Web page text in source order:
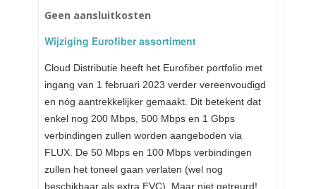
Geen aansluitkosten
Wijziging Eurofiber assortiment
Cloud Distributie heeft het Eurofiber portfolio met
ingang van 1 februari 2023 verder vereenvoudigd
en nóg aantrekkelijker gemaakt. Dit betekent dat
enkel nog 200 Mbps, 500 Mbps en 1 Gbps
verbindingen zullen worden aangeboden via
FLUX. De 50 Mbps en 100 Mbps verbindingen
zullen het toneel gaan verlaten (wel nog
beschikbaar als extra EVC). Maar niet getreurd!